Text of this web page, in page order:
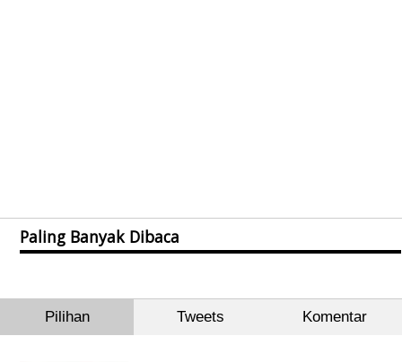
Paling Banyak Dibaca
Pilihan Tweets Komentar